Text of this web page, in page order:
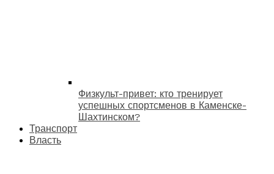
Физкульт-привет: кто тренирует
успешных спортсменов в Каменске-
Шахтинском?
Транспорт
Власть